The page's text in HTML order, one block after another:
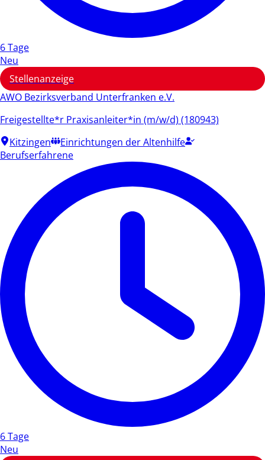
6 Tage
Neu
Stellenanzeige
AWO Bezirksverband Unterfranken e.V.
Freigestellte*r Praxisanleiter*in (m/w/d) (180943)
Kitzingen
Einrichtungen der Altenhilfe
Berufserfahrene
6 Tage
Neu